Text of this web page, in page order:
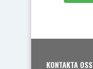
KONTAKTA OSS